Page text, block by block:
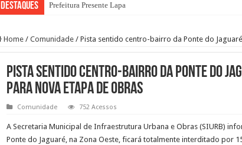
Destaques Prefeitura Presente Lapa
Home / Comunidade / Pista sentido centro-bairro da Ponte do
Pista sentido centro-bairro da Ponte do
para nova etapa de obras
Comunidade 752 Acessos
A Secretaria Municipal de Infraestrutura Urbana e Obras (SIURB)
Ponte do Jaguaré, na Zona Oeste, ficará totalmente interditado por